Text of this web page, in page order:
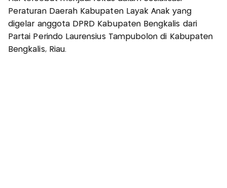
Peraturan Daerah Kabupaten Layak Anak yang
digelar anggota DPRD Kabupaten Bengkalis dari
Partai Perindo Laurensius Tampubolon di Kabupaten
Bengkalis, Riau.